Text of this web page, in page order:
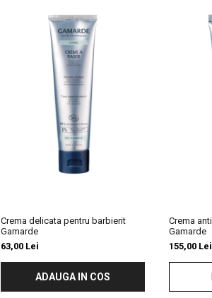
Crema delicata pentru barbierit
Gamarde
63,00 Lei
ADAUGA IN COS
Crema
Gamarde
155,00 Lei